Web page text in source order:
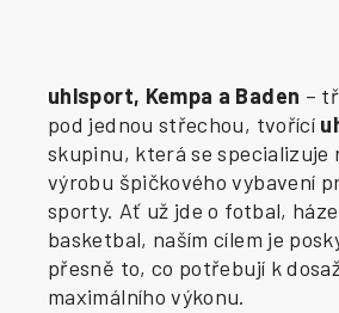
uhlsport, Kempa a Baden –
pod jednou střechou, tvořící
skupinu, která se specializuje
výrobu špičkového vybavení
sporty. Ať už jde o fotbal,
basketbal, naším cílem je
přesně to, co potřebují k
maximálního výkonu.